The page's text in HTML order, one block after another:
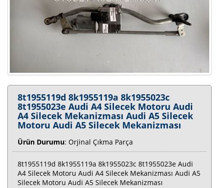
8t1955119d 8k1955119a 8k1955023c
8t1955023e Audi A4 Silecek Motoru Audi
A4 Silecek Mekanizması Audi A5 Silecek
Motoru Audi A5 Silecek Mekanizması
Ürün Durumu: Orjinal Çıkma Parça
8t1955119d 8k1955119a 8k1955023c 8t1955023e Audi
A4 Silecek Motoru Audi A4 Silecek Mekanizması Audi A5
Silecek Motoru Audi A5 Silecek Mekanizması